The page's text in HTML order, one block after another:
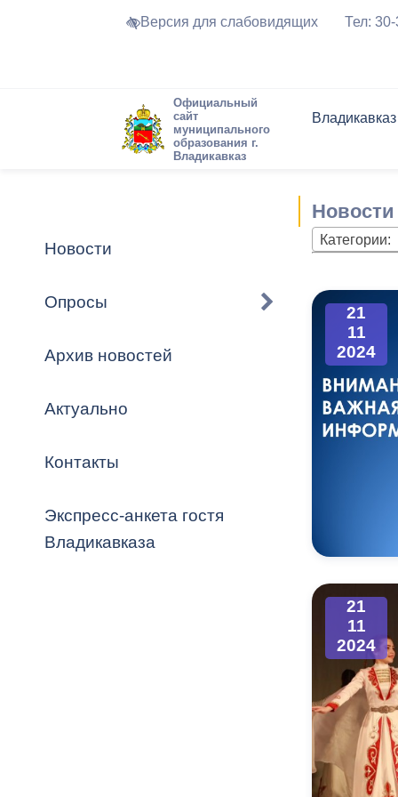
Версия для слабовидящих Тел:
Официальный
сайт
муниципального
образования г.
Владикавказ
Владикавказ
Устав
Города-
городского
Торги и
Формы
Открытые
проверок
Обратная
Комиссии
График
Новостная
Актуально
Новости
Опросы
Архив новостей
Актуально
Контакты
Экспресс-анкета гостя
Владикавказа
Новости
Категории:
21
11
2024
21
11
2024